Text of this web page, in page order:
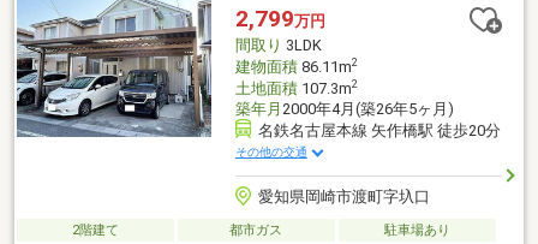
2,799万円
間取り 3LDK
建物面積86.11m2
土地面積107.3m2
築年月 2000年4月(築26年5ヶ月)
名鉄名古屋本線 矢作橋駅 徒歩20分
その他の交通
愛知県岡崎市渡町字圦口
2階建て 都市ガス
駐車場あり